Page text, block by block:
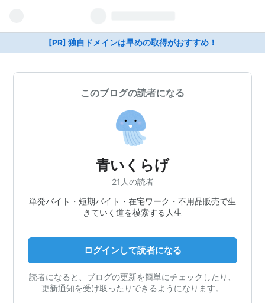
[PR] 独自ドメインは早めの取得がおすすめ！
このブログの読者になる
青いくらげ
21人の読者
単発バイト・短期バイト・在宅ワーク・不用品販売で生
きていく道を模索する人生
ログインして読者になる
読者になると、ブログの更新を簡単にチェックしたり、
更新通知を受け取ったりできるようになります。